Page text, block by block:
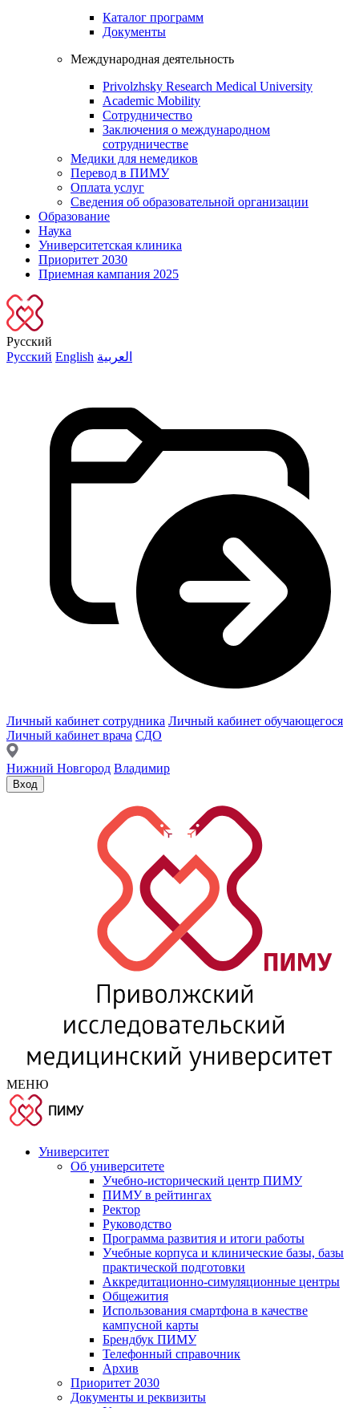
Каталог программ
Документы
Международная деятельность
Privolzhsky Research Medical University
Academic Mobility
Сотрудничество
Заключения о международном
сотрудничестве
Медики для немедиков
Перевод в ПИМУ
Оплата услуг
Сведения об образовательной организации
Образование
Наука
Университетская клиника
Приоритет 2030
Приемная кампания 2025
Русский
Русский English العربية
Личный кабинет сотрудника Личный кабинет обучающегося
Личный кабинет врача СДО
Нижний Новгород Владимир
Вход
МЕНЮ
Университет
Об университете
Учебно-исторический центр ПИМУ
ПИМУ в рейтингах
Ректор
Руководство
Программа развития и итоги работы
Учебные корпуса и клинические базы, базы
практической подготовки
Аккредитационно-симуляционные центры
Общежития
Использования смартфона в качестве
кампусной карты
Брендбук ПИМУ
Телефонный справочник
Архив
Приоритет 2030
Документы и реквизиты